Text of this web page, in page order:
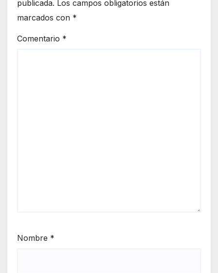
publicada. Los campos obligatorios están
marcados con *
Comentario *
Nombre *